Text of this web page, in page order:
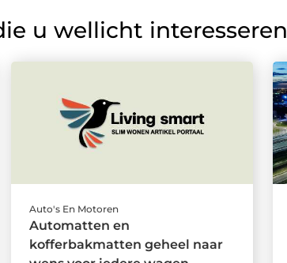
u wellicht interesseren
Auto's En Motoren
Automatten en
kofferbakmatten geheel naar